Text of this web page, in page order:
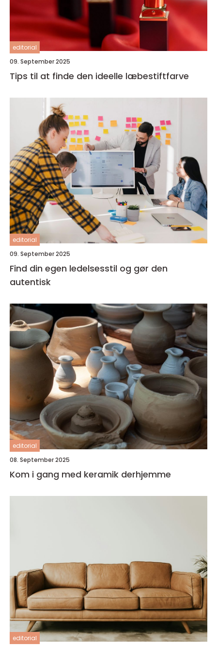
editorial
09. September 2025
Tips til at finde den ideelle læbestiftfarve
editorial
09. September 2025
Find din egen ledelsesstil og gør den
autentisk
editorial
08. September 2025
Kom i gang med keramik derhjemme
editorial